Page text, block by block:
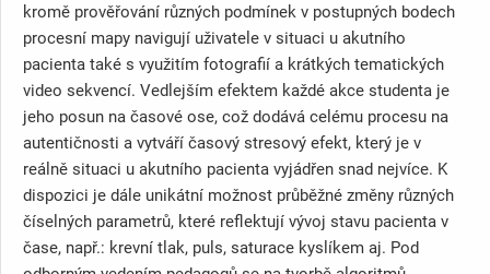
kromě prověřování různých podmínek v postupných bodech
procesní mapy navigují uživatele v situaci u akutního
pacienta také s využitím fotografií a krátkých tematických
video sekvencí. Vedlejším efektem každé akce studenta je
jeho posun na časové ose, což dodává celému procesu na
autentičnosti a vytváří časový stresový efekt, který je v
reálně situaci u akutního pacienta vyjádřen snad nejvíce. K
dispozici je dále unikátní možnost průběžné změny různých
číselných parametrů, které reflektují vývoj stavu pacienta v
čase, např.: krevní tlak, puls, saturace kyslíkem aj. Pod